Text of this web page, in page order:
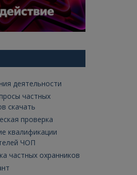
деятельности
частных
скачать
проверка
квалификации
ЧОП
частных охранников